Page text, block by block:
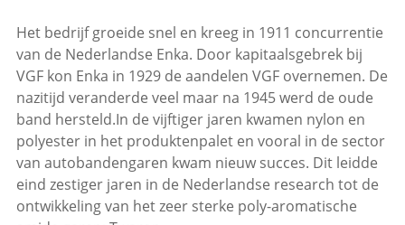
Het bedrijf groeide snel en kreeg in 1911 concurrentie
van de Nederlandse Enka. Door kapitaalsgebrek bij
VGF kon Enka in 1929 de aandelen VGF overnemen. De
nazitijd veranderde veel maar na 1945 werd de oude
band hersteld.In de vijftiger jaren kwamen nylon en
polyester in het produktenpalet en vooral in de sector
van autobandengaren kwam nieuw succes. Dit leidde
eind zestiger jaren in de Nederlandse research tot de
ontwikkeling van het zeer sterke poly-aromatische